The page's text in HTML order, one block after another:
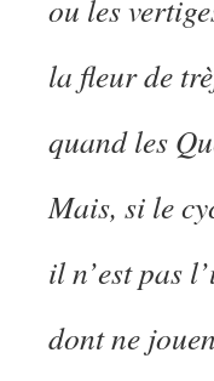
ou les
la fleur de
quand les
Mais, si le
il n’est pas
dont ne